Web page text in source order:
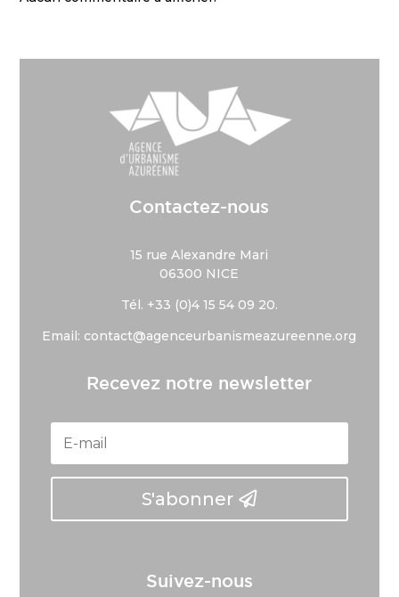
Contactez-nous
15 rue Alexandre Mari
06300 NICE
Tél. +33 (0)4 15 54 09 20.
Email: contact@agenceurbanismeazureenne.org
Recevez notre newsletter
S'abonner
Suivez-nous